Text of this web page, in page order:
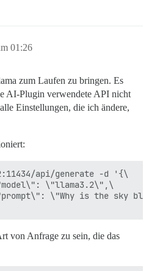
01:26
zum Laufen zu bringen. Es
AI-Plugin verwendete API nicht
Einstellungen, die ich ändere,
api/generate -d '{\
\"llama3.2\",\
\"Why is the sky
von Anfrage zu sein, die das